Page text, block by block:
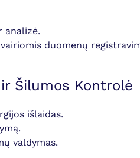
analizė.
duomenų
Šilumos Kontrolė
išlaidas.
valdymas.